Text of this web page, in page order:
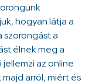
hogyan látja a
szorongást a
élnek meg a
az online
arról, miért és